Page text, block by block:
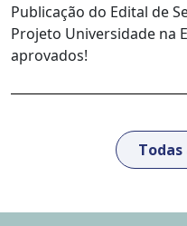
Publicação do Edital de
Projeto Universidade na
aprovados!